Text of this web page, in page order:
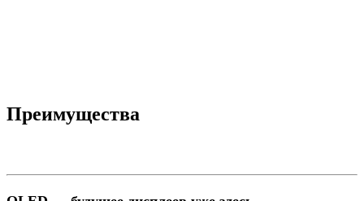
Преимущества